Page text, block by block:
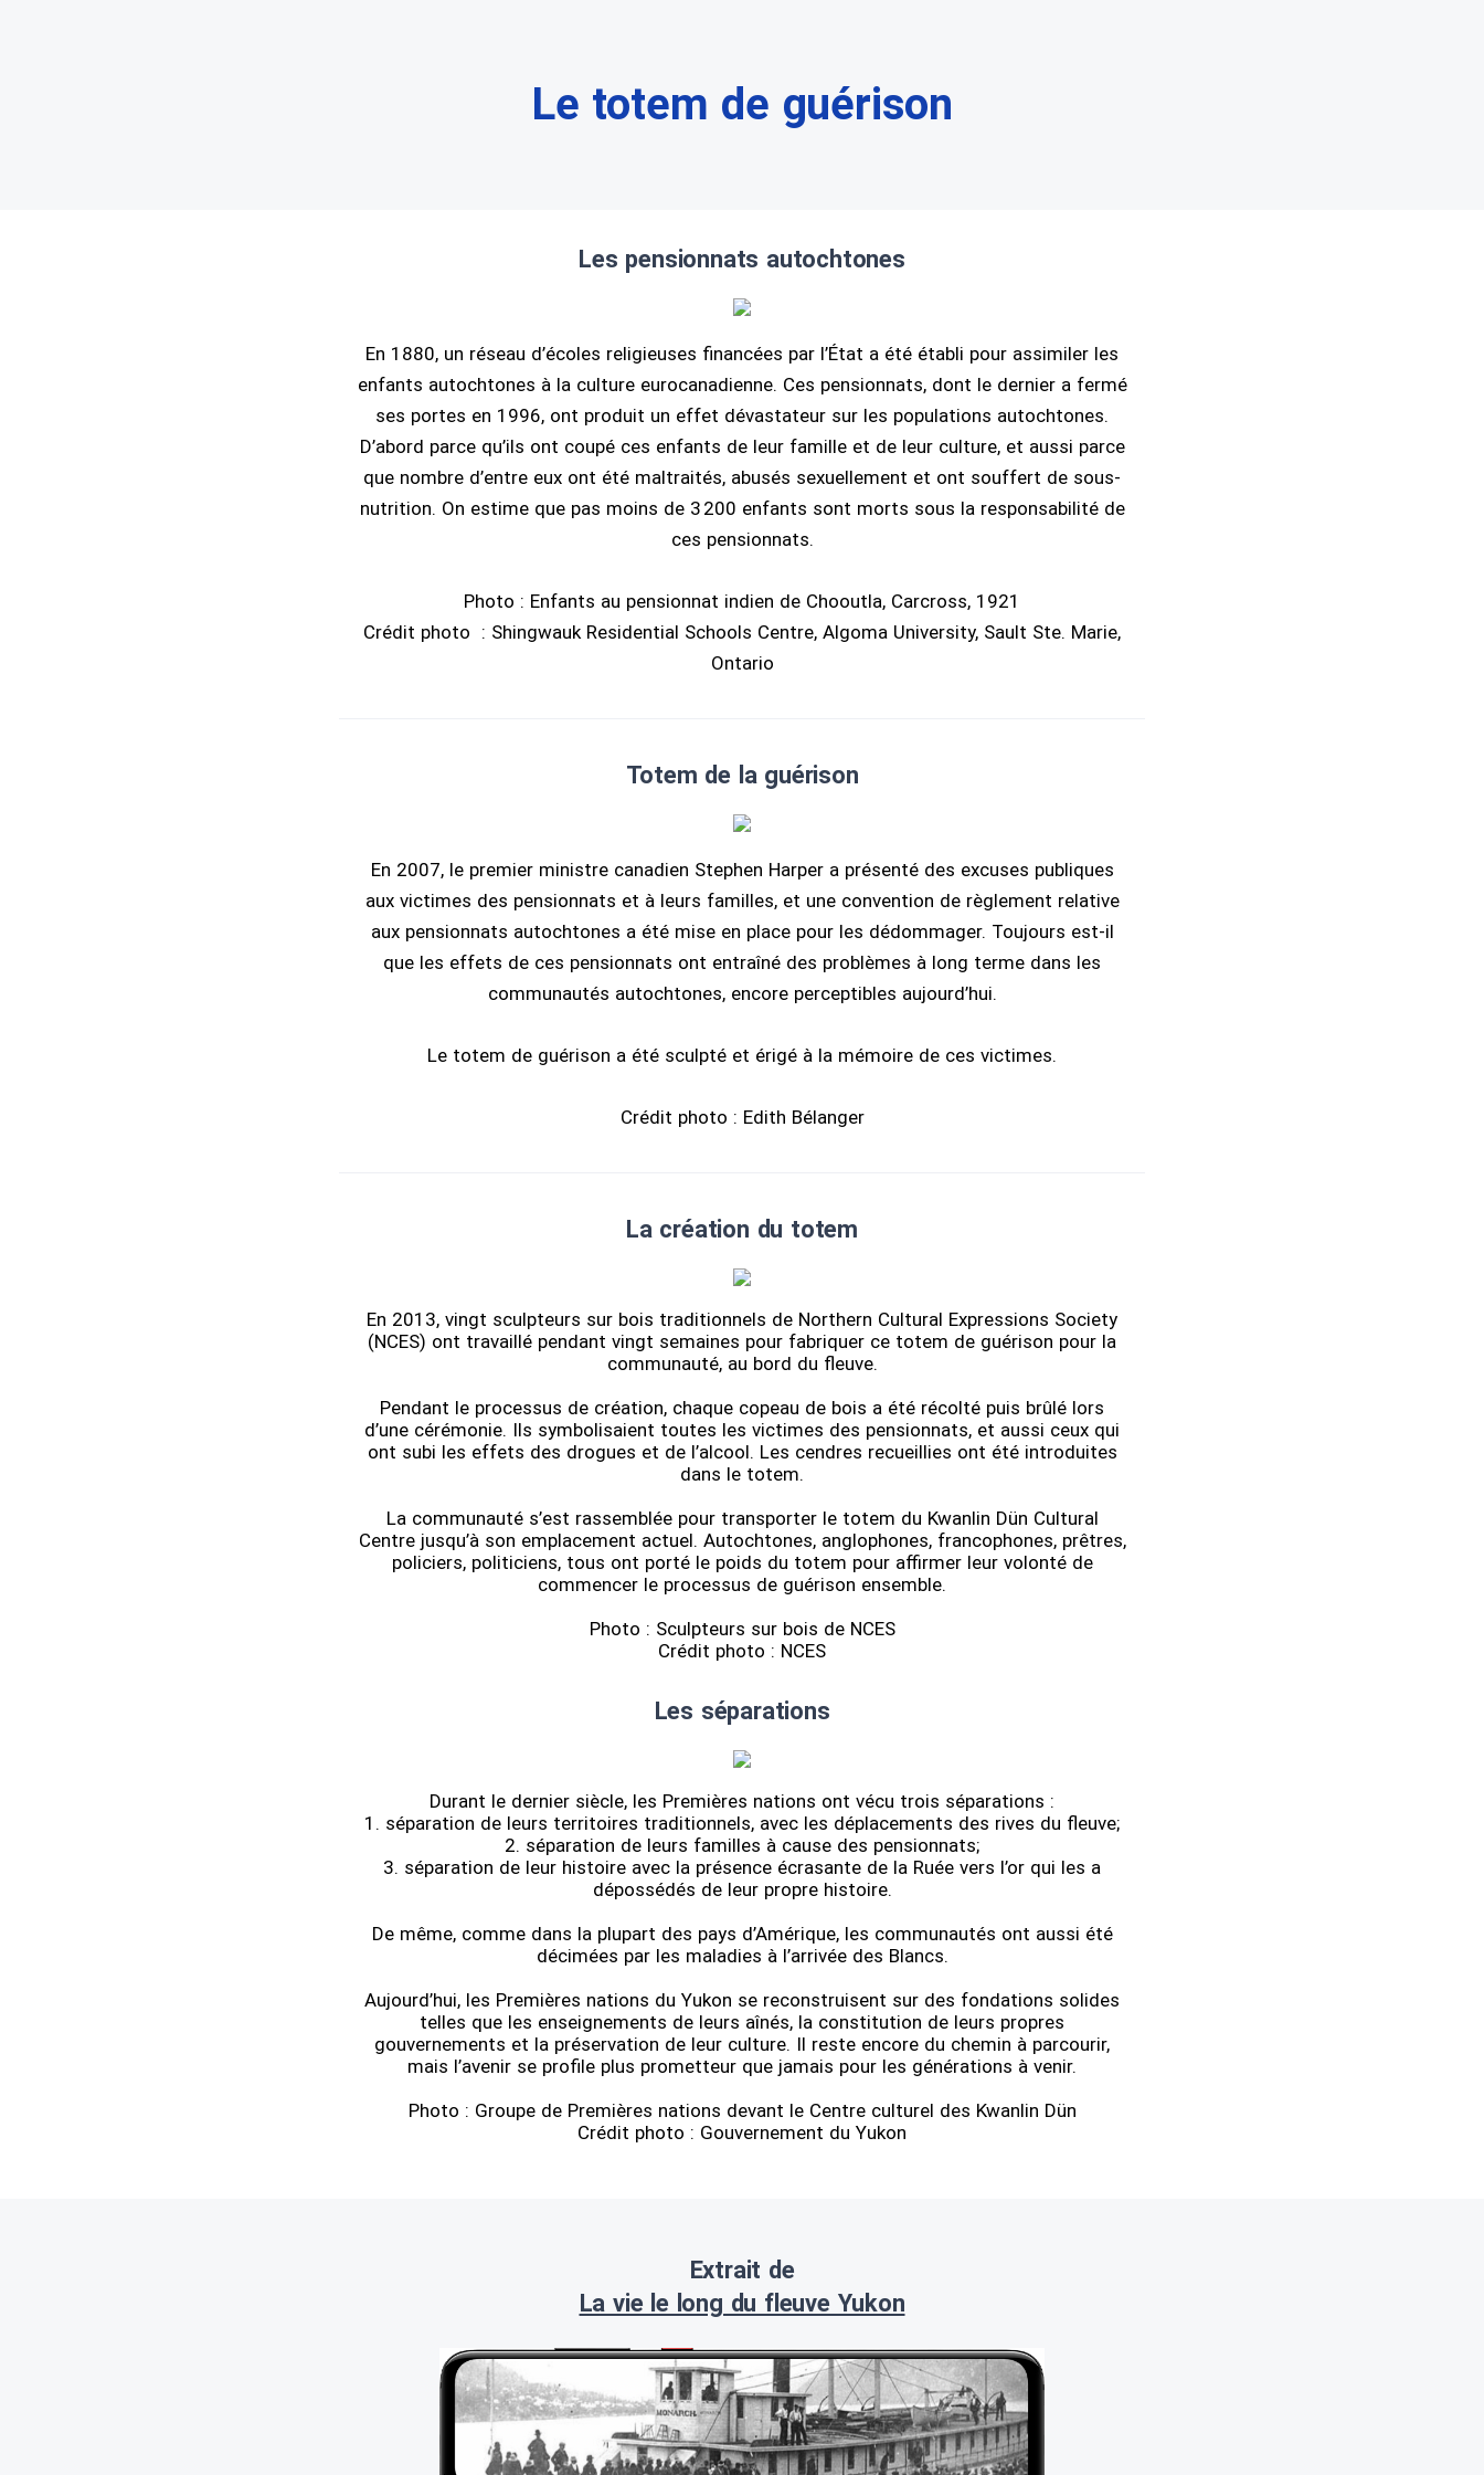
Le totem de guérison
Les pensionnats autochtones
En 1880, un réseau d’écoles religieuses financées par l’État a été établi pour assimiler les
enfants autochtones à la culture eurocanadienne. Ces pensionnats, dont le dernier a fermé
ses portes en 1996, ont produit un effet dévastateur sur les populations autochtones.
D’abord parce qu’ils ont coupé ces enfants de leur famille et de leur culture, et aussi parce
que nombre d’entre eux ont été maltraités, abusés sexuellement et ont souffert de sous-
nutrition. On estime que pas moins de 3 200 enfants sont morts sous la responsabilité de
ces pensionnats.
Photo : Enfants au pensionnat indien de Chooutla, Carcross, 1921
Crédit photo : Shingwauk Residential Schools Centre, Algoma University, Sault Ste. Marie,
Ontario
Totem de la guérison
En 2007, le premier ministre canadien Stephen Harper a présenté des excuses publiques
aux victimes des pensionnats et à leurs familles, et une convention de règlement relative
aux pensionnats autochtones a été mise en place pour les dédommager. Toujours est-il
que les effets de ces pensionnats ont entraîné des problèmes à long terme dans les
communautés autochtones, encore perceptibles aujourd’hui.
Le totem de guérison a été sculpté et érigé à la mémoire de ces victimes.
Crédit photo : Edith Bélanger
La création du totem
En 2013, vingt sculpteurs sur bois traditionnels de Northern Cultural Expressions Society
(NCES) ont travaillé pendant vingt semaines pour fabriquer ce totem de guérison pour la
communauté, au bord du fleuve.
Pendant le processus de création, chaque copeau de bois a été récolté puis brûlé lors
d’une cérémonie. Ils symbolisaient toutes les victimes des pensionnats, et aussi ceux qui
ont subi les effets des drogues et de l’alcool. Les cendres recueillies ont été introduites
dans le totem.
La communauté s’est rassemblée pour transporter le totem du Kwanlin Dün Cultural
Centre jusqu’à son emplacement actuel. Autochtones, anglophones, francophones, prêtres,
policiers, politiciens, tous ont porté le poids du totem pour affirmer leur volonté de
commencer le processus de guérison ensemble.
Photo : Sculpteurs sur bois de NCES
Crédit photo : NCES
Les séparations
Durant le dernier siècle, les Premières nations ont vécu trois séparations :
1. séparation de leurs territoires traditionnels, avec les déplacements des rives du fleuve;
2. séparation de leurs familles à cause des pensionnats;
3. séparation de leur histoire avec la présence écrasante de la Ruée vers l’or qui les a
dépossédés de leur propre histoire.
De même, comme dans la plupart des pays d’Amérique, les communautés ont aussi été
décimées par les maladies à l’arrivée des Blancs.
Aujourd’hui, les Premières nations du Yukon se reconstruisent sur des fondations solides
telles que les enseignements de leurs aînés, la constitution de leurs propres
gouvernements et la préservation de leur culture. Il reste encore du chemin à parcourir,
mais l’avenir se profile plus prometteur que jamais pour les générations à venir.
Photo : Groupe de Premières nations devant le Centre culturel des Kwanlin Dün
Crédit photo : Gouvernement du Yukon
Extrait de
La vie le long du fleuve Yukon